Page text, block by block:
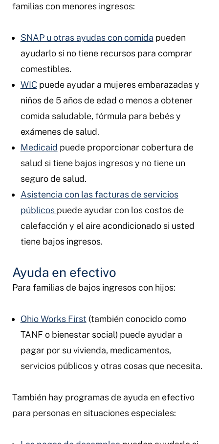
familias con menores ingresos:
SNAP u otras ayudas con comida pueden
ayudarlo si no tiene recursos para comprar
comestibles.
WICpuede ayudar a mujeres embarazadas y
niños de 5 años de edad o menos a obtener
comida saludable, fórmula para bebés y
exámenes de salud.
Medicaid puede proporcionar cobertura de
salud si tiene bajos ingresos y no tiene un
seguro de salud.
Asistencia con las facturas de servicios
públicos puede ayudar con los costos de
calefacción y el aire acondicionado si usted
tiene bajos ingresos.
Ayuda en efectivo
Para familias de bajos ingresos con hijos:
Ohio Works First (también conocido como
TANF o bienestar social) puede ayudar a
pagar por su vivienda, medicamentos,
servicios públicos y otras cosas que necesita.
También hay programas de ayuda en efectivo
para personas en situaciones especiales: